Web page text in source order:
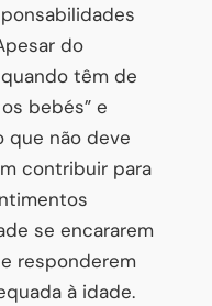
do
têm de
bebés” e
que não deve
contribuir para
se encararem
responderem
à idade.